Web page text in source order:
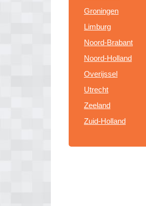
Groningen
Limburg
Noord-Brabant
Noord-Holland
Overijssel
Utrecht
Zeeland
Zuid-Holland